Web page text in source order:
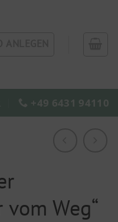
+49 6431 94110
Weg“